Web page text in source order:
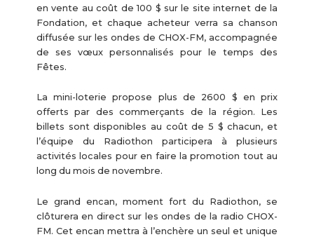
en vente au coût de 100 $ sur le site internet de la
Fondation, et chaque acheteur verra sa chanson
diffusée sur les ondes de CHOX-FM, accompagnée
de ses vœux personnalisés pour le temps des
Fêtes.
La mini-loterie propose plus de 2600 $ en prix
offerts par des commerçants de la région. Les
billets sont disponibles au coût de 5 $ chacun, et
l’équipe du Radiothon participera à plusieurs
activités locales pour en faire la promotion tout au
long du mois de novembre.
Le grand encan, moment fort du Radiothon, se
clôturera en direct sur les ondes de la radio CHOX-
FM. Cet encan mettra à l’enchère un seul et unique